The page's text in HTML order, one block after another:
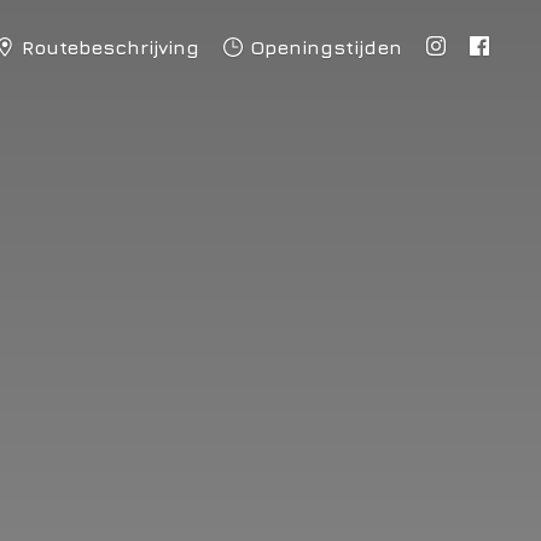
Routebeschrijving Openingstijden